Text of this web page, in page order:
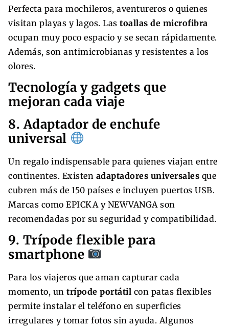
Perfecta para mochileros, aventureros o quienes
visitan playas y lagos. Las toallas de microfibra
ocupan muy poco espacio y se secan rápidamente.
Además, son antimicrobianas y resistentes a los
olores.
Tecnología y gadgets que
mejoran cada viaje
8. Adaptador de enchufe
universal
Un regalo indispensable para quienes viajan entre
continentes. Existen adaptadores universales que
cubren más de 150 países e incluyen puertos USB.
Marcas como EPICKA y NEWVANGA son
recomendadas por su seguridad y compatibilidad.
9. Trípode flexible para
smartphone
Para los viajeros que aman capturar cada
momento, un trípode portátil con patas flexibles
permite instalar el teléfono en superficies
irregulares y tomar fotos sin ayuda. Algunos